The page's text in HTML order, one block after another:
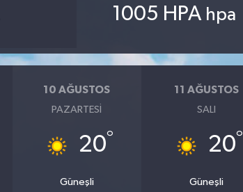
1005 HPA hpa
10 AĞUSTOS
PAZARTESI
20°
Güneşli
11 AĞUSTOS
SALI
20°
Güneşli